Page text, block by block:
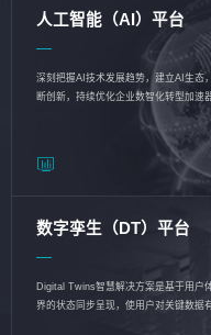
人工智能（AI）平台
深刻把握AI技术发展趋势，建立AI生态
断创新，持续优化企业数智化转型加
数字孪生（DT）平台
Digital Twins智慧解决方案是基于用户
界的状态同步呈现，使用户对关键数据